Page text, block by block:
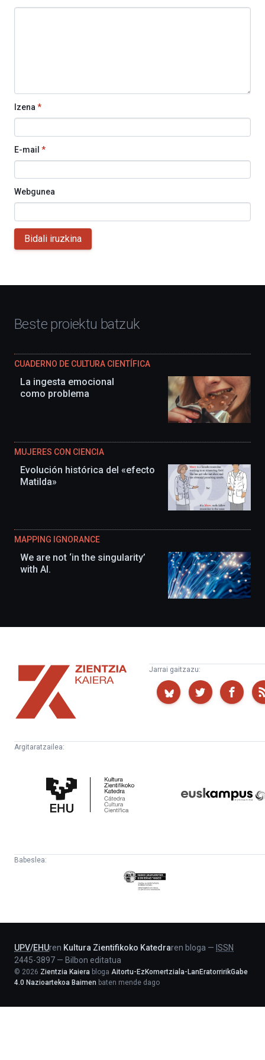
Izena*
E-mail *
Webgunea
Bidali iruzkina
Beste proiektu batzuk
CUADERNO DE CULTURA CIENTÍFICA
La ingesta emocional
como problema
MUJERES CON CIENCIA
Evolución histórica del «efecto
Matilda»
MAPPING IGNORANCE
We are not ‘in the singularity’
with AI.
Zientzia
Kaiera
Jarrai gaitzazu:
Argitaratzailea:
Zientifikoko
Katedra
Babeslea:
Eusko
Jaurlaritza
UPV/EHUren Kultura Zientifikoko Katedraren bloga — ISSN
2445-3897 — Bilbon editatua
© 2026 Zientzia Kaiera bloga Aitortu-EzKomertziala-LanEratorririkGabe
4.0 Nazioartekoa Baimen baten mende dago